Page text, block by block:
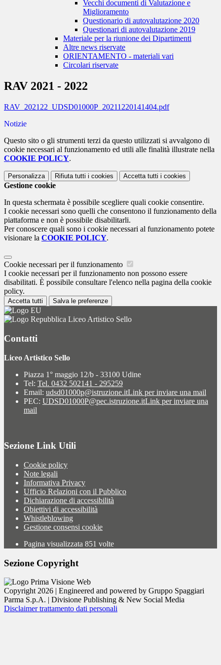
Vecchi documenti di Valutazione e
Miglioramento
Questionario di autovalutazione 2020
Questionari di autovalutazione 2019
Materiale per la riunione dei Dipartimenti
Altre news riservate
ORIENTAMENTO - materiali vari
Circolari riservate
RAV 2021 - 2022
RAV_202122_UDSD01000P_20211220141404.pdf
Notizie
Questo sito o gli strumenti terzi da questo utilizzati si avvalgono di
cookie necessari al funzionamento ed utili alle finalità illustrate nella
COOKIE POLICY.
Personalizza Rifiuta tutti i cookies Accetta tutti i cookies
Gestione cookie
In questa schermata è possibile scegliere quali cookie consentire.
I cookie necessari sono quelli che consentono il funzionamento della
piattaforma e non è possibile disabilitarli.
Per conoscere quali sono i cookie necessari al funzionamento potete
visionare la COOKIE POLICY.
Cookie necessari per il funzionamento
I cookie necessari per il funzionamento non possono essere
disabilitati. È possibile consultare l'elenco nella pagina della cookie
policy.
Accetta tutti Salva le preferenze
Liceo Artistico Sello
Contatti
Liceo Artistico Sello
Piazza 1° maggio 12/b - 33100 Udine
Tel: Tel. 0432 502141 - 295259
Email: udsd01000p@istruzione.itLink per inviare una mail
PEC: UDSD01000P@pec.istruzione.itLink per inviare una
mail
Sezione Link Utili
Cookie policy
Note legali
Informativa Privacy
Ufficio Relazioni con il Pubblico
Dichiarazione di accessibilità
Obiettivi di accessibilità
Whistleblowing
Gestione consensi cookie
Pagina visualizzata 851 volte
Sezione Copyright
Copyright 2026 | Engineered and powered by Gruppo Spaggiari
Parma S.p.A. | Divisione Publishing & New Social Media
Disclaimer trattamento dati personali